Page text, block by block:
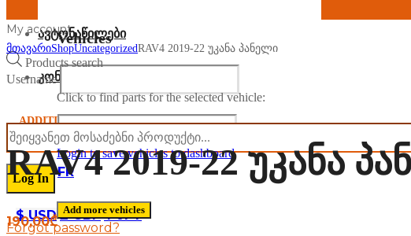
ავტონაწილები
კონტაქტი
ADDITIONAL
LANGUAGE & CURRENCY
EN DE FR
$ USD £ GBP ¥ JPY
My account
Username
Password
Forgot password?
Products search
Vehicles
Click to find parts for the selected vehicle:
Login to save vehicles to dashboard
Add more vehicles
მთავარიShopUncategorizedRAV4 2019-22 უკანა პანელი
RAV4 2019-22 უკანა
190,00₾